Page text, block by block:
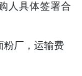
人具体签署合
粉厂，运输费